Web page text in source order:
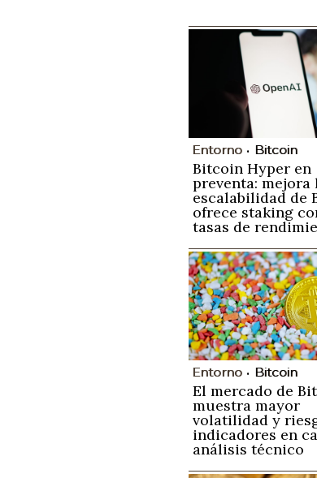
Entorno Bitcoin
Bitcoin Hyper en
preventa: mejora
escalabilidad de
ofrece staking
tasas de
Entorno Bitcoin
El mercado de
muestra mayor
volatilidad y
indicadores en
análisis técnico